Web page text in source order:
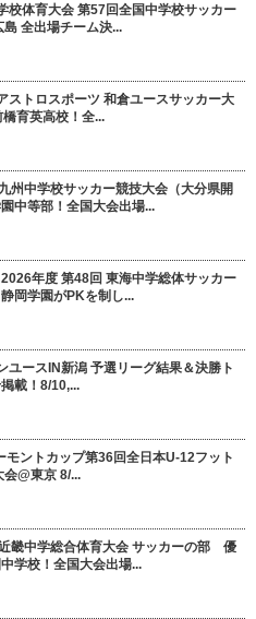
校体育大会 第57回全国中学校サッカー
全出場チーム決...
ストロスポーツ 和倉ユースサッカー大
育英高校！全...
州中学校サッカー競技大会（大分県開
中等部！全国大会出場...
2026年度 第48回 東海中学総体サッカー
岡学園がPKを制し...
ユースIN新潟 予選リーグ結果＆決勝ト
載！8/10,...
モントカップ第36回全日本U-12フット
@東京 8/...
畿中学総合体育大会 サッカーの部 優
学校！全国大会出場...